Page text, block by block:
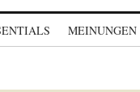
MEINUNGEN